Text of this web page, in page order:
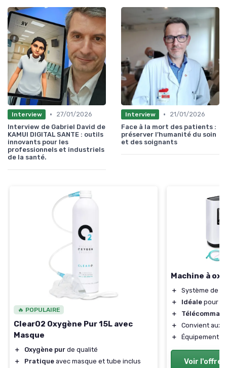
Interview •
27/01/2026
Interview de Gabriel David de
KAMUI DIGITAL SANTE : outils
innovants pour les
professionnels et industriels
de la santé.
Interview •
21/01/2026
Face à la mort des patients :
préserver l’humanité du soin
et des soignants
🔥 POPULAIRE
ClearO2 Oxygène Pur 15L avec
Masque
＋ Oxygène pur de qualité
＋
Pratique avec masque et tube inclus
Machine à
＋ Système de
＋
Idéale pour la
＋
＋
Convient aux
＋
Équipement
Voir l'offre